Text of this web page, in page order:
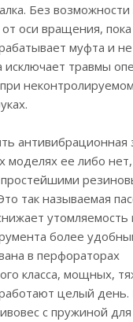
Без
оси вращения,
муфта и
травмы
антивибрационная
моделях ее либо
так называемая
утомляемость
более
в перфораторах
класса, мощных,
целый день.
с пружиной